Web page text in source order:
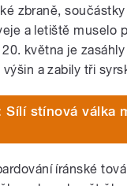
zbraně,
a letiště muselo
května je
a zabily tři
Sílí stínová válka
íránské